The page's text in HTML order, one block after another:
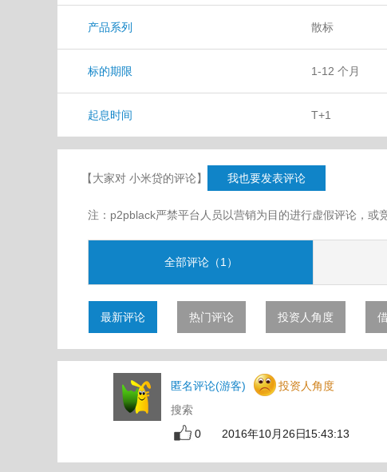
产品系列 散标
标的期限 1-12 个月
起息时间 T+1
【大家对 小米贷的评论】 我也要发表评论
注：p2pblack严禁平台人员以营销为目的进行虚假评论，
全部评论（1）
最新评论 热门评论 投资人角度
匿名评论(游客)
投资人角度
搜索
0
2016年10月26日 15:43:13